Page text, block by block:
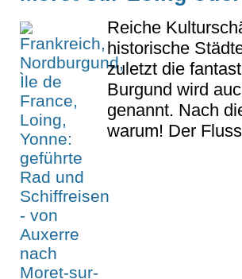
Reiche
historische
zuletzt die
Burgund wird
genannt. Nach
warum! Der